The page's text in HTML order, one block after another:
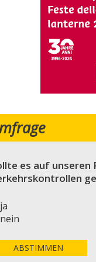
es auf unseren
ja
nein
ABSTIMMEN